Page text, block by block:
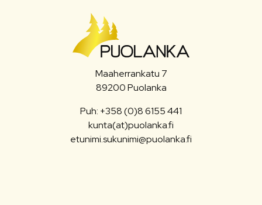
Maaherrankatu 7
89200 Puolanka
Puh: +358 (0)8 6155 441
kunta(at)puolanka.fi
etunimi.sukunimi@puolanka.fi